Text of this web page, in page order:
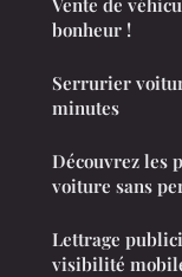
bonheur !
Serrurier
minutes
Découvrez les
voiture sans
Lettrage
visibilité